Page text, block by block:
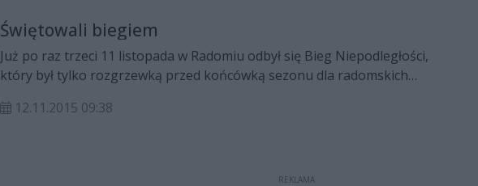
Świętowali biegiem
Już po raz trzeci 11 listopada w Radomiu odbył się Bieg Niepodległości,
który był tylko rozgrzewką przed końcówką sezonu dla radomskich
12.11.2015 09:38
REKLAMA